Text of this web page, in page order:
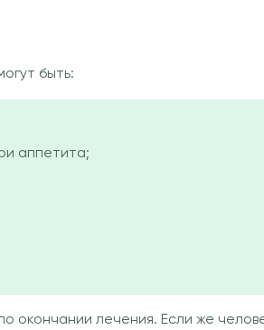
быть:
аппетита;
лечения. Если же